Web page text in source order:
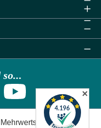
zzgl.
✕